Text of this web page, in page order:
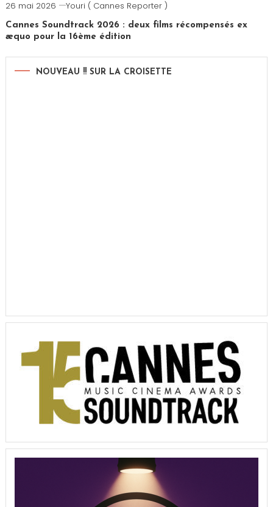
26 mai 2026 Youri ( Cannes Reporter )
Cannes Soundtrack 2026 : deux films récompensés ex
æquo pour la 16ème édition
NOUVEAU !! SUR LA CROISETTE